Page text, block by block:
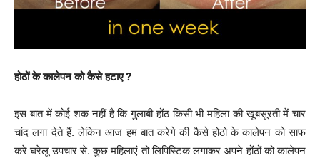
होठों के कालेपन को कैसे हटाए?
इस बात में कोई शक नहीं है कि गुलाबी होंठ किसी भी महिला की खूबसूरती में चार
चांद लगा देते हैं. लेकिन आज हम बात करेगे की कैसे होठो के कालेपन को साफ
करे घरेलू उपचार से. कुछ महिलाएं तो लिपिस्टिक लगाकर अपने होंठों को कालेपन